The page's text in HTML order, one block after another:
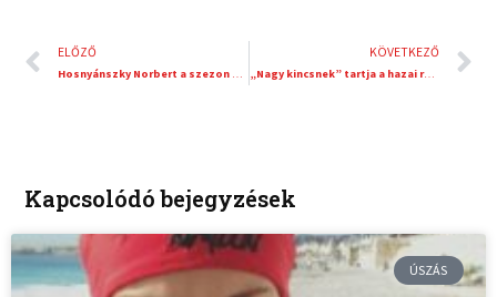
Előző
ELŐZŐ
Hosnyánszky Norbert a szezon végén visszavonul
KÖVETKEZŐ
„Nagy kincsnek” tartja a hazai rendezésű vb-t a gerelyhajító Szilágyi Réka
Kapcsolódó bejegyzések
ÚSZÁS